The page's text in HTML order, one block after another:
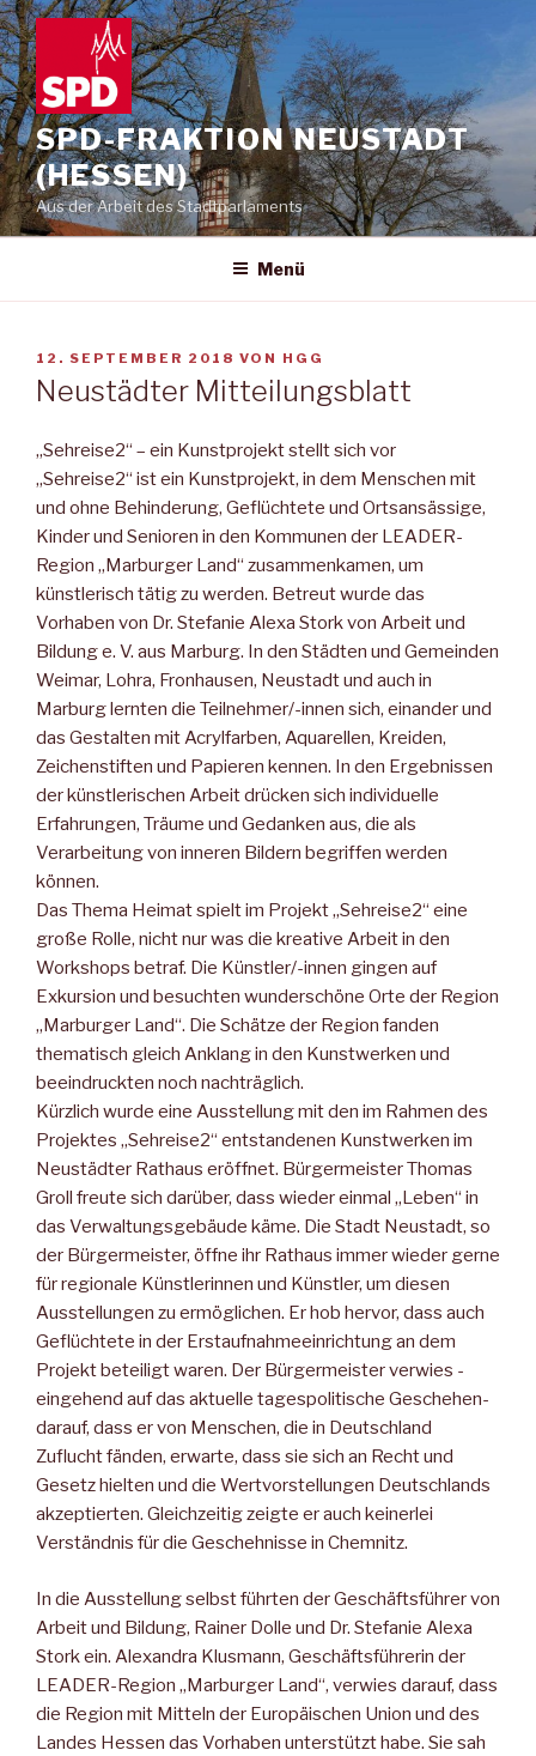
Zum
Inhalt
springen
SPD-FRAKTION NEUSTADT
(HESSEN)
Aus der Arbeit des Stadtparlaments
Menü
VERÖFFENTLICHT
AM
12. SEPTEMBER 2018 VON HGG
Neustädter Mitteilungsblatt
„Sehreise2“ – ein Kunstprojekt stellt sich vor
„Sehreise2“ ist ein Kunstprojekt, in dem Menschen mit
und ohne Behinderung, Geflüchtete und Ortsansässige,
Kinder und Senioren in den Kommunen der LEADER-
Region „Marburger Land“ zusammenkamen, um
künstlerisch tätig zu werden. Betreut wurde das
Vorhaben von Dr. Stefanie Alexa Stork von Arbeit und
Bildung e. V. aus Marburg. In den Städten und Gemeinden
Weimar, Lohra, Fronhausen, Neustadt und auch in
Marburg lernten die Teilnehmer/-innen sich, einander und
das Gestalten mit Acrylfarben, Aquarellen, Kreiden,
Zeichenstiften und Papieren kennen. In den Ergebnissen
der künstlerischen Arbeit drücken sich individuelle
Erfahrungen, Träume und Gedanken aus, die als
Verarbeitung von inneren Bildern begriffen werden
können.
Das Thema Heimat spielt im Projekt „Sehreise2“ eine
große Rolle, nicht nur was die kreative Arbeit in den
Workshops betraf. Die Künstler/-innen gingen auf
Exkursion und besuchten wunderschöne Orte der Region
„Marburger Land“. Die Schätze der Region fanden
thematisch gleich Anklang in den Kunstwerken und
beeindruckten noch nachträglich.
Kürzlich wurde eine Ausstellung mit den im Rahmen des
Projektes „Sehreise2“ entstandenen Kunstwerken im
Neustädter Rathaus eröffnet. Bürgermeister Thomas
Groll freute sich darüber, dass wieder einmal „Leben“ in
das Verwaltungsgebäude käme. Die Stadt Neustadt, so
der Bürgermeister, öffne ihr Rathaus immer wieder gerne
für regionale Künstlerinnen und Künstler, um diesen
Ausstellungen zu ermöglichen. Er hob hervor, dass auch
Geflüchtete in der Erstaufnahmeeinrichtung an dem
Projekt beteiligt waren. Der Bürgermeister verwies -
eingehend auf das aktuelle tagespolitische Geschehen-
darauf, dass er von Menschen, die in Deutschland
Zuflucht fänden, erwarte, dass sie sich an Recht und
Gesetz hielten und die Wertvorstellungen Deutschlands
akzeptierten. Gleichzeitig zeigte er auch keinerlei
Verständnis für die Geschehnisse in Chemnitz.
In die Ausstellung selbst führten der Geschäftsführer von
Arbeit und Bildung, Rainer Dolle und Dr. Stefanie Alexa
Stork ein. Alexandra Klusmann, Geschäftsführerin der
LEADER-Region „Marburger Land“, verwies darauf, dass
die Region mit Mitteln der Europäischen Union und des
Landes Hessen das Vorhaben unterstützt habe. Sie sah